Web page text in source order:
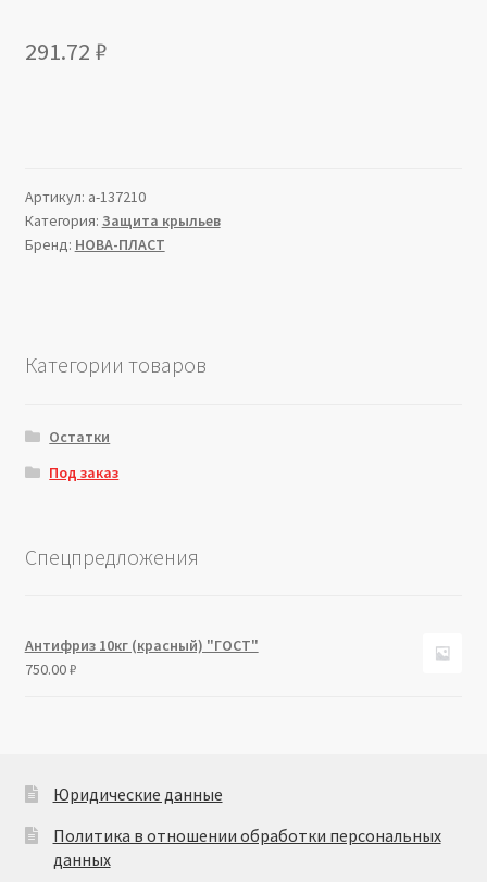
291.72 ₽
Артикул: a-137210
Категория: Защита крыльев
Бренд: НОВА-ПЛАСТ
Категории товаров
Остатки
Под заказ
Спецпредложения
Антифриз 10кг (красный) "ГОСТ"
750.00₽
Юридические данные
Политика в отношении обработки персональных
данных